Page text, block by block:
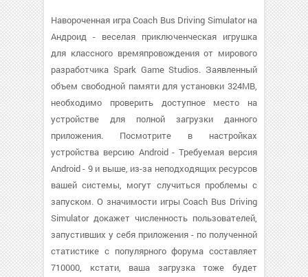
Навороченная игра Coach Bus Driving Simulator на
Андроид - веселая приключенческая игрушка
для классного времяпровождения от мирового
разработчика Spark Game Studios. Заявленный
объем свободной памяти для установки 324MB,
необходимо проверить доступное место на
устройстве для полной загрузки данного
приложения. Посмотрите в настройках
устройства версию Android - Требуемая версия
Android - 9 и выше, из-за неподходящих ресурсов
вашей системы, могут случиться проблемы с
запуском. О значимости игры Coach Bus Driving
Simulator докажет численность пользователей,
запустивших у себя приложения - по полученной
статистике с популярного форума составляет
710000, кстати, ваша загрузка тоже будет